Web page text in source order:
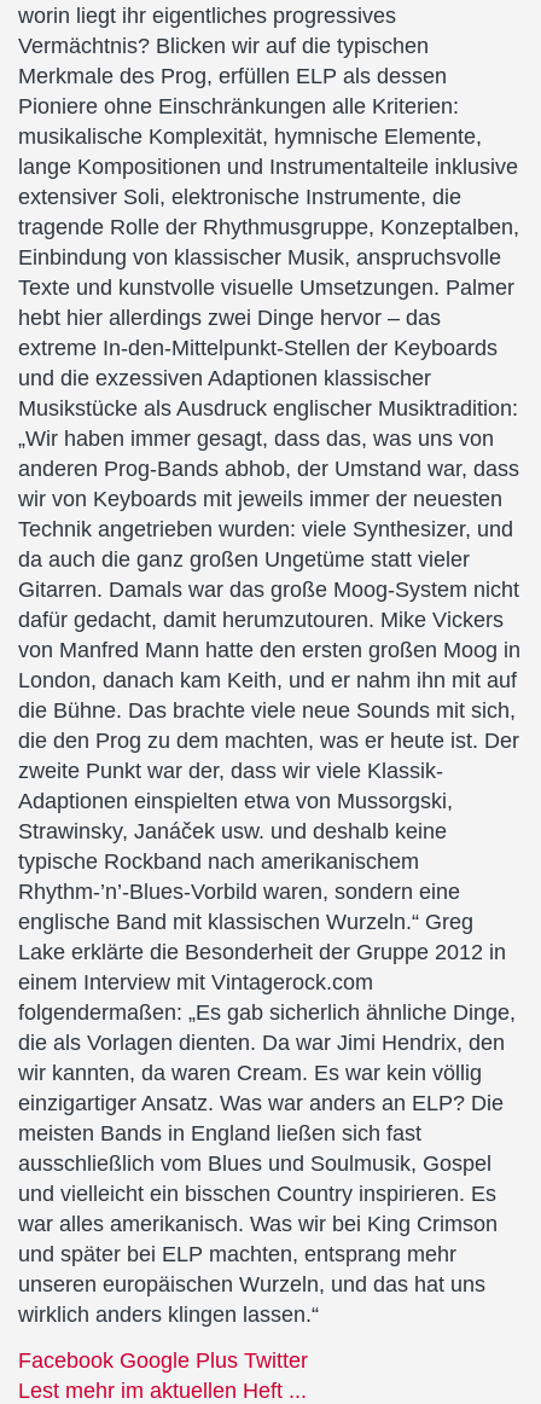
worin liegt ihr eigentliches progressives
Vermächtnis? Blicken wir auf die typischen
Merkmale des Prog, erfüllen ELP als dessen
Pioniere ohne Einschränkungen alle Kriterien:
musikalische Komplexität, hymnische Elemente,
lange Kompositionen und Instrumentalteile inklusive
extensiver Soli, elektronische Instrumente, die
tragende Rolle der Rhythmusgruppe, Konzeptalben,
Einbindung von klassischer Musik, anspruchsvolle
Texte und kunstvolle visuelle Umsetzungen. Palmer
hebt hier allerdings zwei Dinge hervor – das
extreme In-den-Mittelpunkt-Stellen der Keyboards
und die exzessiven Adaptionen klassischer
Musikstücke als Ausdruck englischer Musiktradition:
„Wir haben immer gesagt, dass das, was uns von
anderen Prog-Bands abhob, der Umstand war, dass
wir von Keyboards mit jeweils immer der neuesten
Technik angetrieben wurden: viele Synthesizer, und
da auch die ganz großen Ungetüme statt vieler
Gitarren. Damals war das große Moog-System nicht
dafür gedacht, damit herumzutouren. Mike Vickers
von Manfred Mann hatte den ersten großen Moog in
London, danach kam Keith, und er nahm ihn mit auf
die Bühne. Das brachte viele neue Sounds mit sich,
die den Prog zu dem machten, was er heute ist. Der
zweite Punkt war der, dass wir viele Klassik-
Adaptionen einspielten etwa von Mussorgski,
Strawinsky, Janáček usw. und deshalb keine
typische Rockband nach amerikanischem
Rhythm-’n’-Blues-Vorbild waren, sondern eine
englische Band mit klassischen Wurzeln.“ Greg
Lake erklärte die Besonderheit der Gruppe 2012 in
einem Interview mit Vintagerock.com
folgendermaßen: „Es gab sicherlich ähnliche Dinge,
die als Vorlagen dienten. Da war Jimi Hendrix, den
wir kannten, da waren Cream. Es war kein völlig
einzigartiger Ansatz. Was war anders an ELP? Die
meisten Bands in England ließen sich fast
ausschließlich vom Blues und Soulmusik, Gospel
und vielleicht ein bisschen Country inspirieren. Es
war alles amerikanisch. Was wir bei King Crimson
und später bei ELP machten, entsprang mehr
unseren europäischen Wurzeln, und das hat uns
wirklich anders klingen lassen.“
Facebook Google Plus Twitter
Lest mehr im aktuellen Heft ...